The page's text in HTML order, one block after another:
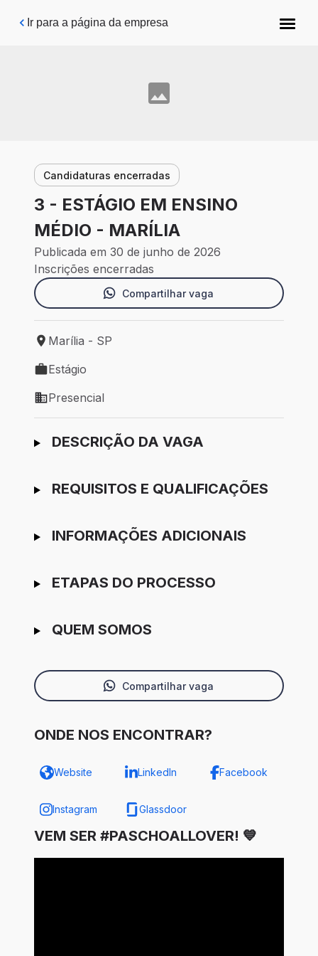
Pular para o conteúdo principal
Ir para a página da empresa
Candidaturas encerradas
3 - ESTÁGIO EM ENSINO
MÉDIO - MARÍLIA
Publicada em 30 de junho de 2026
Inscrições encerradas
Compartilhar vaga
Local de trabalho: Marília - SP
Marília - SP
Tipo de vaga: Estágio
Estágio
Modelo de trabalho: Presencial
Presencial
Ir para candidatura
DESCRIÇÃO DA VAGA
REQUISITOS E QUALIFICAÇÕES
INFORMAÇÕES ADICIONAIS
ETAPAS DO PROCESSO
QUEM SOMOS
Compartilhar vaga
ONDE NOS ENCONTRAR?
Website LinkedIn Facebook
Instagram Glassdoor
VEM SER #PASCHOALLOVER! 💙